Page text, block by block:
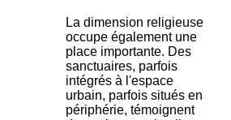
La dimension religieuse
occupe également une
place importante. Des
sanctuaires, parfois
intégrés à l'espace
urbain, parfois situés en
périphérie, témoignent